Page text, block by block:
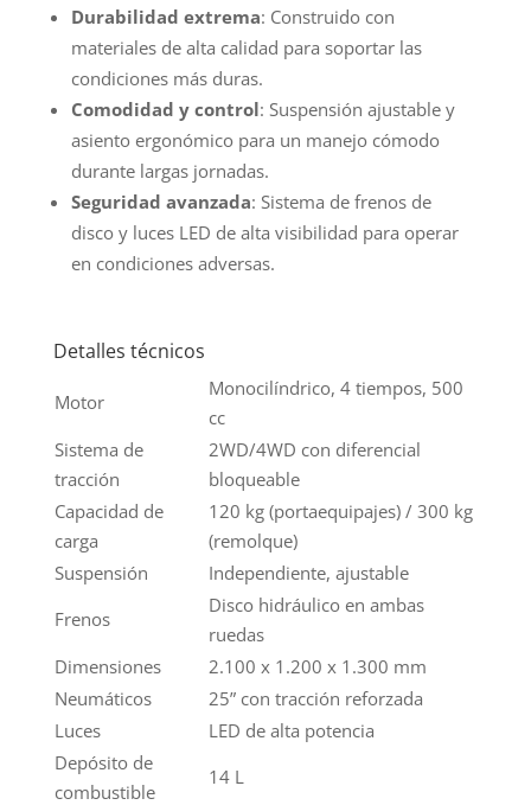
Durabilidad extrema: Construido con
materiales de alta calidad para soportar las
condiciones más duras.
Comodidad y control: Suspensión ajustable y
asiento ergonómico para un manejo cómodo
durante largas jornadas.
Seguridad avanzada: Sistema de frenos de
disco y luces LED de alta visibilidad para operar
en condiciones adversas.
Detalles técnicos
Motor
Monocilíndrico, 4 tiempos, 500
cc
Sistema de
tracción
2WD/4WD con diferencial
bloqueable
Capacidad de
carga
120 kg (portaequipajes) / 300 kg
(remolque)
Suspensión
Independiente, ajustable
Frenos
Disco hidráulico en ambas
ruedas
Dimensiones
2.100 x 1.200 x 1.300 mm
Neumáticos
25” con tracción reforzada
Luces
LED de alta potencia
Depósito de
combustible
14 L